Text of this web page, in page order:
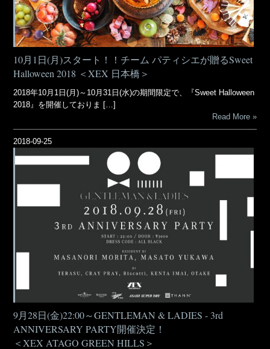
10月1日(月)スタート！！チーム パティシエが贈るSweet
Halloween 2018 ＜XEX 日本橋＞
2018年10月1日(月)～10月31日(水)の期間限定で、『Sweet Halloween
2018』を開催しておりま […]
Read More
2018-09-25
9月28日(金)22:00～GENTLEMAN & LADIES - 3rd
ANNIVERSARY PARTY開催決定！
＜XEX ATAGO GREEN HILLS＞